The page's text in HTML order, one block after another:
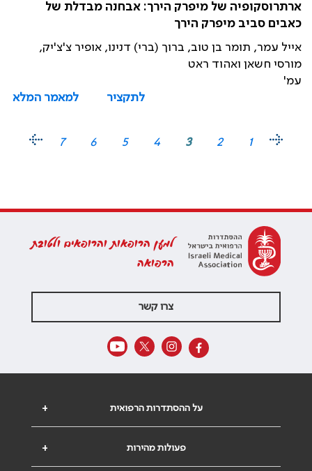
ארתרוסקופיה של מיפרק הירך: אבחנה מבדלת של
כאבים סביב מיפרק הירך
אייל עמר, תומר בן טוב, ברוך (ברי) דנינו, אופיר צ'צ'יק,
מורסי חשאן ואהוד ראט
עמ'
לתקציר
למאמר המלא
1
2
3
4
5
6
7
למען הרופאות והרופאים ולטובת
הרפואה
צרו קשר
+ על ההסתדרות הרפואית
+ פעולות מהירות